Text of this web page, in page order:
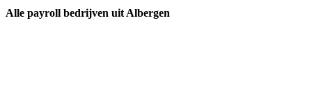
Alle payroll bedrijven uit Albergen